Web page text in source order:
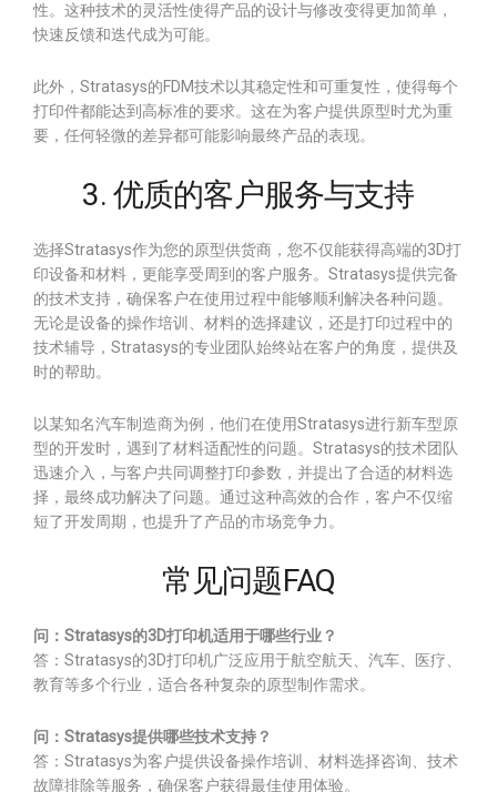
性。这种技术的灵活性使得产品的设计与修改变得更加简单，
快速反馈和迭代成为可能。
此外，Stratasys的FDM技术以其稳定性和可重复性，使得每个
打印件都能达到高标准的要求。这在为客户提供原型时尤为重
要，任何轻微的差异都可能影响最终产品的表现。
3. 优质的客户服务与支持
选择Stratasys作为您的原型供货商，您不仅能获得高端的3D打
印设备和材料，更能享受周到的客户服务。Stratasys提供完备
的技术支持，确保客户在使用过程中能够顺利解决各种问题。
无论是设备的操作培训、材料的选择建议，还是打印过程中的
技术辅导，Stratasys的专业团队始终站在客户的角度，提供及
时的帮助。
以某知名汽车制造商为例，他们在使用Stratasys进行新车型原
型的开发时，遇到了材料适配性的问题。Stratasys的技术团队
迅速介入，与客户共同调整打印参数，并提出了合适的材料选
择，最终成功解决了问题。通过这种高效的合作，客户不仅缩
短了开发周期，也提升了产品的市场竞争力。
常见问题FAQ
问：Stratasys的3D打印机适用于哪些行业？
答：Stratasys的3D打印机广泛应用于航空航天、汽车、医疗、
教育等多个行业，适合各种复杂的原型制作需求。
问：Stratasys提供哪些技术支持？
答：Stratasys为客户提供设备操作培训、材料选择咨询、技术
故障排除等服务，确保客户获得最佳使用体验。